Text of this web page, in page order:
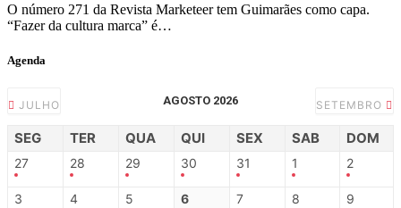
O número 271 da Revista Marketeer tem Guimarães como capa.
“Fazer da cultura marca” é…
Agenda
JULHO AGOSTO 2026 SETEMBRO
SEG TER QUA QUI SEX SAB DOM
27 28 29 30 31 1 2
3 4 5 6 7 8 9